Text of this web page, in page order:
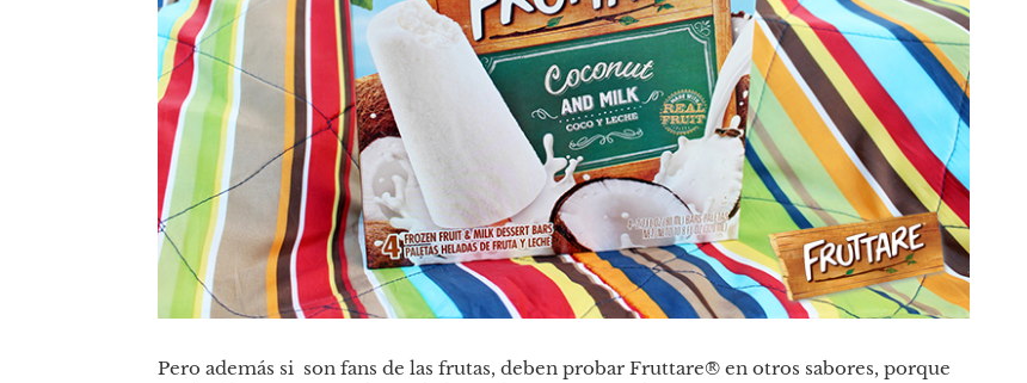
Pero además si son fans de las frutas, deben probar Fruttare® en otros sabores, porque